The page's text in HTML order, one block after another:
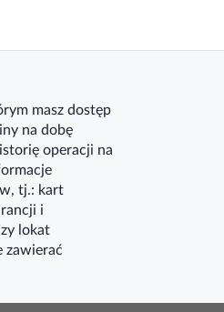
masz dostęp
na dobę
operacji na
tj.: kart
i
lokat
zawierać